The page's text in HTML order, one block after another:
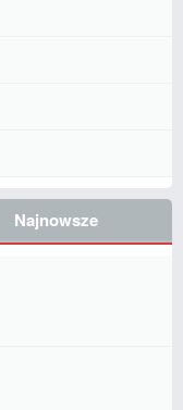
Najnowsze